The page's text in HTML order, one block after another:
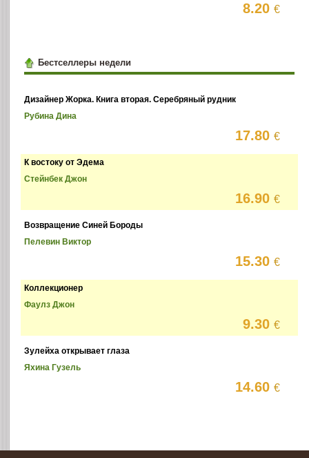
8.20€
Бестселлеры недели
Дизайнер Жорка. Книга вторая. Серебряный рудник
Рубина Дина
17.80€
К востоку от Эдема
Стейнбек Джон
16.90€
Возвращение Синей Бороды
Пелевин Виктор
15.30€
Коллекционер
Фаулз Джон
9.30€
Зулейха открывает глаза
Яхина Гузель
14.60€